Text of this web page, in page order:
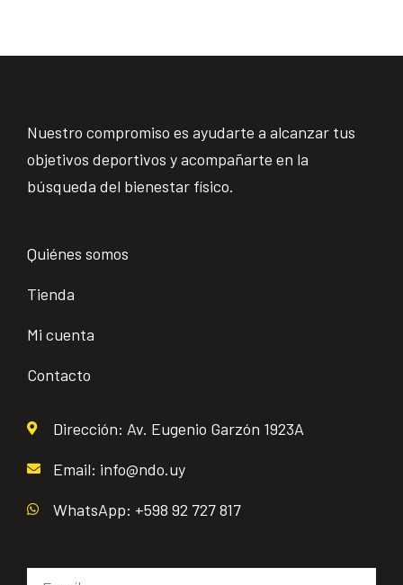
Nuestro compromiso es ayudarte a alcanzar tus
objetivos deportivos y acompañarte en la
búsqueda del bienestar físico.
Quiénes somos
Tienda
Mi cuenta
Contacto
Dirección: Av. Eugenio Garzón 1923A
Email: info@ndo.uy
WhatsApp: +598 92 727 817